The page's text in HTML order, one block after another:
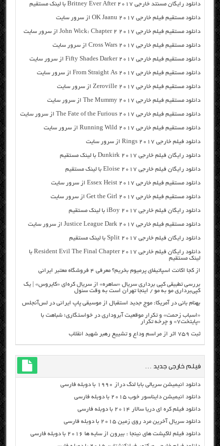
دانلود رایگان مسنتد خارجی Britney Ever After 2017 با لینک مستقیم
دانلود مستقیم فیلم خارجی OK Jaanu 2017 از سرور سایت
دانلود مستقیم فیلم خارجی John Wick: Chapter 2 2017 از سرور سایت
دانلود مستقیم فیلم خارجی Cross Wars 2017 از سرور سایت
دانلود مستقیم فیلم خارجی Fifty Shades Darker 2017 از سرور سایت
دانلود مستقیم فیلم خارجی From Straight As 2017 از سرور سایت
دانلود مستقیم فیلم خارجی Zeroville 2017 از سرور سایت
دانلود مستقیم فیلم خارجی The Mummy 2017 از سرور سایت
دانلود مستقیم فیلم خارجی The Fate of the Furious 2017 از سرور سایت
دانلود مستقیم فیلم خارجی Running Wild 2017 از سرور سایت
دانلود فیلم خارجی Rings 2017 از سرور سایت
دانلود رایگان فیلم خارجی Dunkirk 2017 با لینک مستقیم
دانلود رایگان فیلم خارجی Eloise 2017 با لینک مستقیم
دانلود مستقیم فیلم خارجی Essex Heist 2017 از سرور سایت
دانلود مستقیم فیلم خارجی Get the Girl 2017 از سرور سایت
دانلود رایگان فیلم خارجی iBoy 2017 با لینک مستقیم
دانلود مستقیم فیلم خارجی Justice League Dark 2017 از سرور سایت
دانلود رایگان فیلم خارجی Split 2017 با لینک مستقیم
دانلود رایگان فیلم خارجی Resident Evil The Final Chapter 2017 با
لینک مستقیم
از کجا اکانت اسپاتیفای پرمیوم بخریم؟ معرفی ۴ فروشگاه معتبر ایرانی
بررسی تطبیقی کپی برداری سریال «ساهره» از سریال کره‌ای «کایروس» | یک
کپی‌برداری مو به مو / اینجا تهران است به وقت سئول
بهنام بانی در آمریکا: موج جدید استقبال از موسیقی پاپ ایرانی در لس‌آنجلس
«اسباب زحمت» و تکرار موقعیت آبروداری در خواستگاری؛ شباهت با
«پایتخت۷» و چرخه تکرار
ثبت ۷۵۹ اثر از مراسم وداع و تشییع رهبر شهید انقلاب
فیلم خارجی جدید …
دانلود انیمیشن سریالی بابا لنگ دراز ۱۹۹۰ با دوبله فارسی
دانلود انیمیشن دایناسور خوب ۲۰۱۵ با دوبله فارسی
دانلود فیلم کره ای دریا سالار ۲۰۱۴ با دوبله فارسی
دانلود سریال آخرین مرد روی زمین ۲۰۱۵ با دوبله فارسی
دانلود فیلم لاکپشت های نینجا : بیرون از سایه ها ۲۰۱۶ با دوبله فارسی